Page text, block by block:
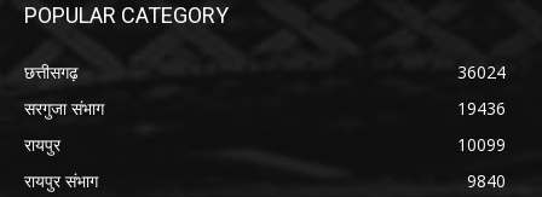
POPULAR CATEGORY
छत्तीसगढ़
36024
सरगुजा संभाग
19436
रायपुर
10099
रायपुर संभाग
9840